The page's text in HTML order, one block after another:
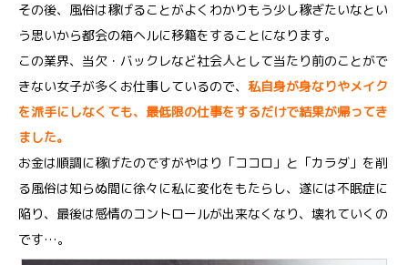
その後、風俗は稼げることがよくわかりもう少し稼ぎたいなとい
う思いから都会の箱ヘルに移籍をすることになります。
この業界、当欠・バックレなど社会人として当たり前のことがで
きない女子が多くお仕事しているので、 私自身が身なりやメイク
を派手にしなくても、最低限の仕事をするだけで結果が帰ってき
ました。
お金は順調に稼げたのですがやはり「ココロ」と「カラダ」を削
る風俗は知らぬ間に徐々に私に変化をもたらし、遂には不眠症に
陥り、最後は感情のコントロールが出来なくなり、壊れていくの
です…。